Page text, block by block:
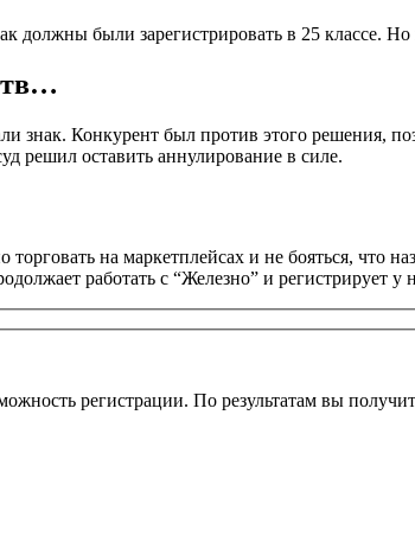
были зарегистрировать в 25 классе. Но
знак. Конкурент был против этого
решил оставить аннулирование в силе.
на маркетплейсах и не бояться, что
работать с “Железно” и регистрирует у
регистрации. По результатам вы